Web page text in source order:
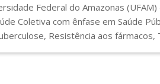
Federal do Amazonas
Coletiva com ênfase em Saúde
Resistência aos